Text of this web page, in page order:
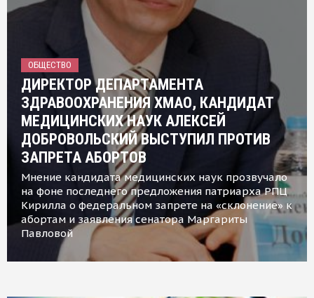
ОБЩЕСТВО
ДИРЕКТОР ДЕПАРТАМЕНТА
ЗДРАВООХРАНЕНИЯ ХМАО, КАНДИДАТ
МЕДИЦИНСКИХ НАУК АЛЕКСЕЙ
ДОБРОВОЛЬСКИЙ ВЫСТУПИЛ ПРОТИВ
ЗАПРЕТА АБОРТОВ
Мнение кандидата медицинских наук прозвучало
на фоне последнего предложения патриарха РПЦ
Кирилла о федеральном запрете на «склонение» к
абортам и заявления сенатора Маргариты
Павловой